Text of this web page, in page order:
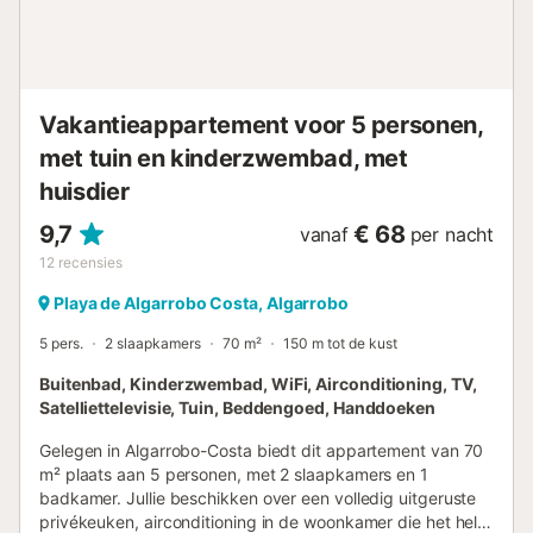
appartement bren...
Vakantieappartement voor 5 personen,
met tuin en kinderzwembad, met
huisdier
9,7
12 recensies
vanaf € 68 per nacht
Playa de Algarrobo Costa, Algarrobo
5 pers. 2 slaapkamers 70 m² 150 m tot de kust
Buitenbad, Kinderzwembad, WiFi, Airconditioning, TV,
Satelliettelevisie, Tuin, Beddengoed, Handdoeken
Gelegen in Algarrobo-Costa biedt dit appartement van 70
m² plaats aan 5 personen, met 2 slaapkamers en 1
badkamer. Jullie beschikken over een volledig uitgeruste
privékeuken, airconditioning in de woonkamer die het hele